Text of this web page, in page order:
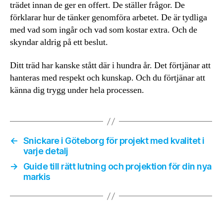
trädet innan de ger en offert. De ställer frågor. De
förklarar hur de tänker genomföra arbetet. De är tydliga
med vad som ingår och vad som kostar extra. Och de
skyndar aldrig på ett beslut.
Ditt träd har kanske stått där i hundra år. Det förtjänar att
hanteras med respekt och kunskap. Och du förtjänar att
känna dig trygg under hela processen.
← Snickare i Göteborg för projekt med kvalitet i
varje detalj
→
Guide till rätt lutning och projektion för din nya
markis